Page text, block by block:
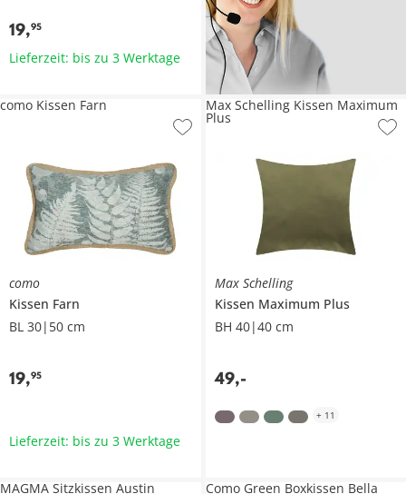
19,95
Lieferzeit: bis zu 3 Werktage
como
Kissen Farn
BL 30|50 cm
19,95
como Kissen Farn
Lieferzeit: bis zu 3 Werktage
Max Schelling
Kissen Maximum Plus
BH 40|40 cm
49,-
Max Schelling Kissen Maximum
Plus
+ 11
MAGMA Sitzkissen Austin Como Green Boxkissen Bella